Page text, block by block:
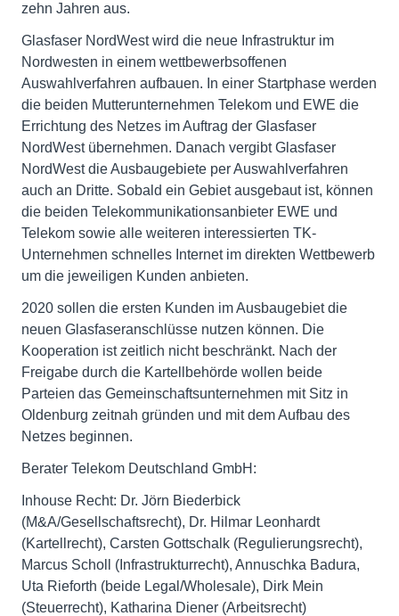
zehn Jahren aus.
Glasfaser NordWest wird die neue Infrastruktur im
Nordwesten in einem wettbewerbsoffenen
Auswahlverfahren aufbauen. In einer Startphase werden
die beiden Mutterunternehmen Telekom und EWE die
Errichtung des Netzes im Auftrag der Glasfaser
NordWest übernehmen. Danach vergibt Glasfaser
NordWest die Ausbaugebiete per Auswahlverfahren
auch an Dritte. Sobald ein Gebiet ausgebaut ist, können
die beiden Telekommunikationsanbieter EWE und
Telekom sowie alle weiteren interessierten TK-
Unternehmen schnelles Internet im direkten Wettbewerb
um die jeweiligen Kunden anbieten.
2020 sollen die ersten Kunden im Ausbaugebiet die
neuen Glasfaseranschlüsse nutzen können. Die
Kooperation ist zeitlich nicht beschränkt. Nach der
Freigabe durch die Kartellbehörde wollen beide
Parteien das Gemeinschaftsunternehmen mit Sitz in
Oldenburg zeitnah gründen und mit dem Aufbau des
Netzes beginnen.
Berater Telekom Deutschland GmbH:
Inhouse Recht: Dr. Jörn Biederbick
(M&A/Gesellschaftsrecht), Dr. Hilmar Leonhardt
(Kartellrecht), Carsten Gottschalk (Regulierungsrecht),
Marcus Scholl (Infrastrukturrecht), Annuschka Badura,
Uta Rieforth (beide Legal/Wholesale), Dirk Mein
(Steuerrecht), Katharina Diener (Arbeitsrecht)